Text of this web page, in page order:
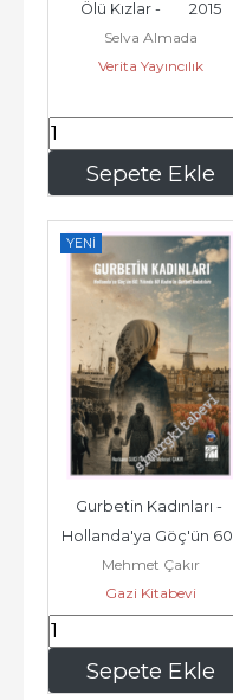
Sepete Ekle
Ölü Kızlar -        2015
Selva Almada
Verita Yayıncılık
140,00
YENI
Sepete Ekle
Gurbetin Kadınları -
Hollanda'ya Göç'ün 60.
Yılında 60 Kadın'ın
Gurbet...
Mehmet Çakır
Gazi Kitabevi
255,00